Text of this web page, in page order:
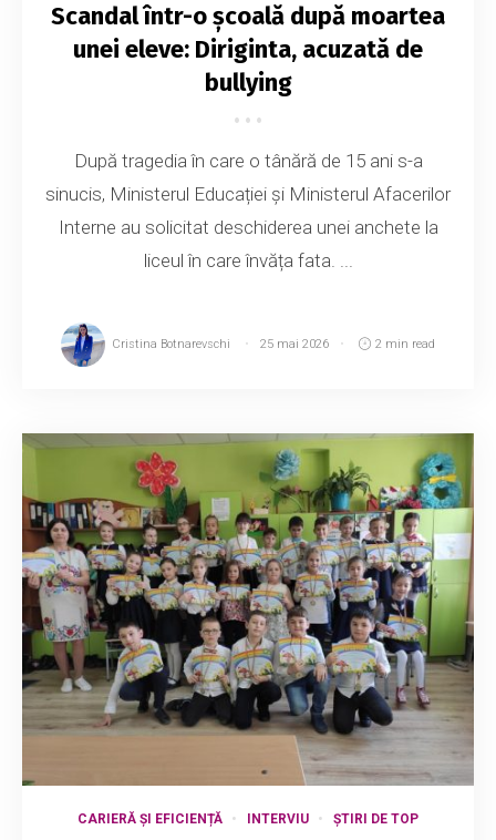
Scandal într-o școală după moartea
unei eleve: Diriginta, acuzată de
bullying
După tragedia în care o tânără de 15 ani s-a
sinucis, Ministerul Educației și Ministerul Afacerilor
Interne au solicitat deschiderea unei anchete la
liceul în care învăța fata. ...
Cristina Botnarevschi 25 mai 2026 2 min read
CARIERĂ ȘI EFICIENȚĂ INTERVIU ȘTIRI DE TOP